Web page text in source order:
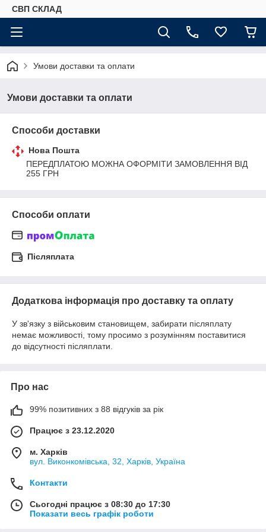
СВП СКЛАД
Умови доставки та оплати
Умови доставки та оплати
Способи доставки
Нова Пошта
ПЕРЕДПЛАТОЮ МОЖНА ОФОРМІТИ ЗАМОВЛЕННЯ ВІД
255 ГРН
Способи оплати
Післяплата
Додаткова інформація про доставку та оплату
У зв'язку з військовим становищем, забирати післяплату
немає можливості, тому просимо з розумінням поставитися
до відсутності післяплати.
Про нас
99% позитивних з 88 відгуків за рік
Працює з 23.12.2020
м. Харків
вул. Виконкомівська, 32, Харків, Україна
Контакти
Сьогодні працює з 08:30 до 17:30
Показати весь графік роботи